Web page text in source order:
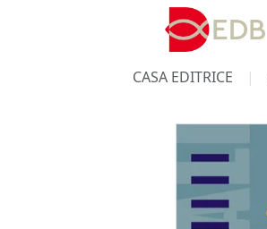
CASA EDITRICE